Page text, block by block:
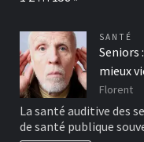
SANTÉ
Seniors
mieux
Florent
La santé auditive des
de santé publique